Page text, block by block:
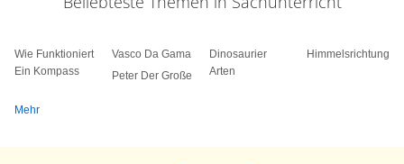
Diese elenden Steuern. Es bleibt uns überhaupt
Alarm! Die Glocke geht ungefähr hundert Jahre
Wie Funktioniert
Ein Kompass
Vasco Da Gama
Peter Der Große
Dinosaurier
Arten
Himmelsrichtungen
Mehr